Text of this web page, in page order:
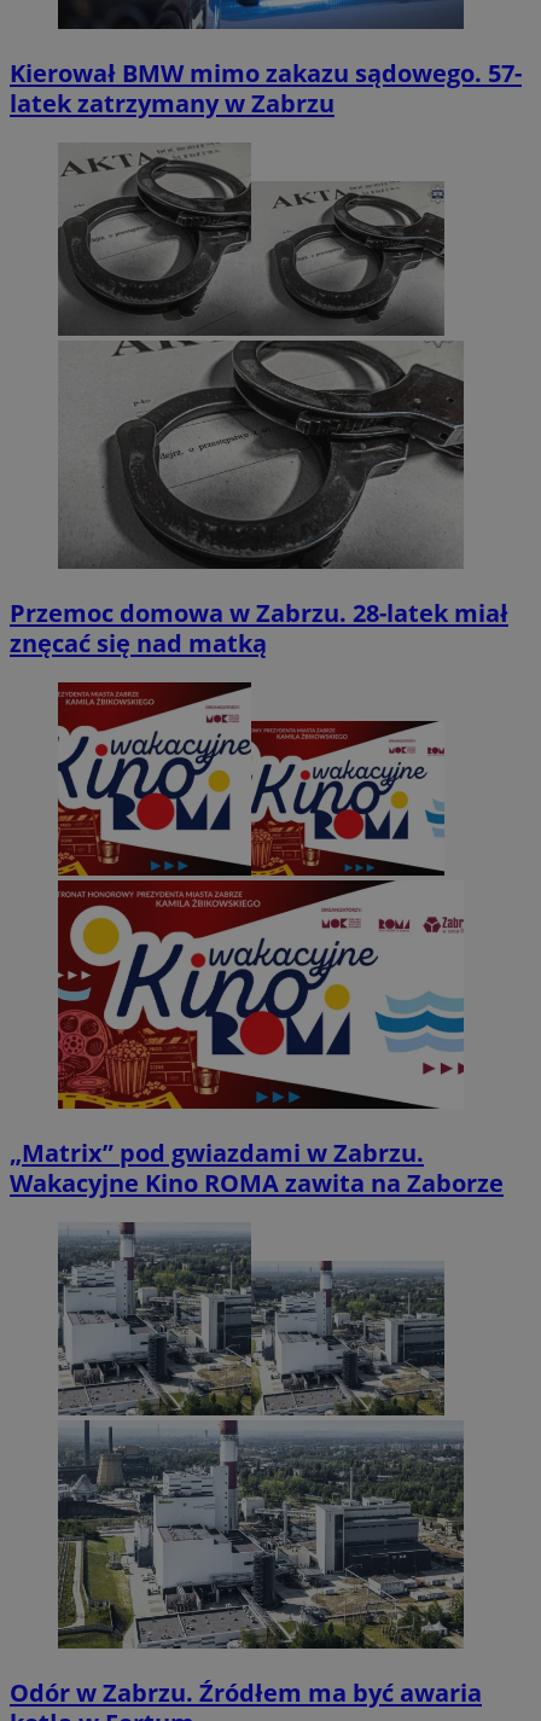
Kierował BMW mimo zakazu sądowego. 57-
latek zatrzymany w Zabrzu
Przemoc domowa w Zabrzu. 28-latek miał
znęcać się nad matką
„Matrix” pod gwiazdami w Zabrzu.
Wakacyjne Kino ROMA zawita na Zaborze
Odór w Zabrzu. Źródłem ma być awaria